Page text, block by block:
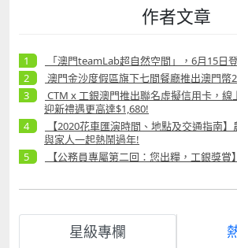
作者文章
「澳門teamLab超自然空間」，6月15日
澳門金沙度假區旗下七間餐廳推出澳門幣
CTM x 工銀澳門推出聯名虛擬信用卡，線
迎新禮遇更高達$1,680!
【2020花車匯演時間、地點及交通指南】
與家人一起熱鬧過年!
【公務員專屬第二回：您出糧，工銀獎賞】
星級專欄